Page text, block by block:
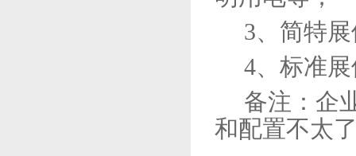
3、 简特
4、 标准
备注：企
和配置不太